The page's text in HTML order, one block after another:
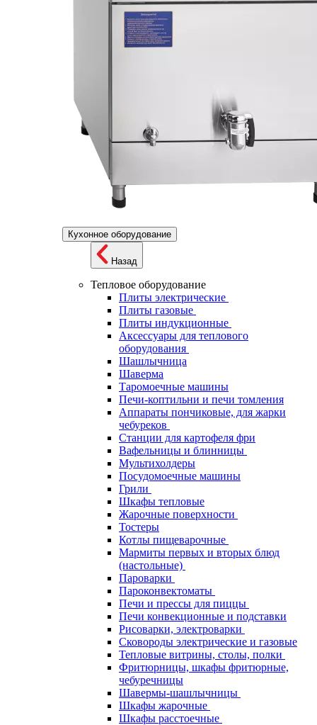
Кухонное оборудование
Назад
Тепловое оборудование
Плиты электрические
Плиты газовые
Плиты индукционные
Аксессуары для теплового
оборудования
Шашлычница
Шаверма
Таромоечные машины
Печи-коптильни и печи томления
Аппараты пончиковые, для жарки
чебуреков
Станции для картофеля фри
Вафельницы и блинницы
Мультихолдеры
Посудомоечные машины
Грили
Шкафы тепловые
Жарочные поверхности
Тостеры
Котлы пищеварочные
Мармиты первых и вторых блюд
(настольные)
Пароварки
Пароконвектоматы
Печи и прессы для пиццы
Печи конвекционные и подставки
Рисоварки, электроварки
Сковороды электрические и газовые
Тепловые витрины, столы, полки
Фритюрницы, шкафы фритюрные,
чебуречницы
Шавермы-шашлычницы
Шкафы жарочные
Шкафы расстоечные